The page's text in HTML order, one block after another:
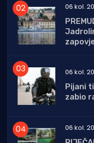
06 kol.
06 kol.
Pijani
zabio
06 kol.